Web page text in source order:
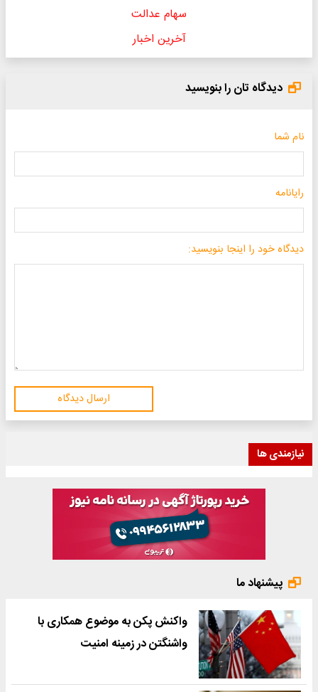
سهام عدالت
آخرین اخبار
دیدگاه تان را بنویسید
نام شما
رایانامه
دیدگاه خود را اینجا بنویسید:
ارسال دیدگاه
نیازمندی ها
پیشنهاد ما
واکنش پکن به موضوع همکاری با
واشنگتن در زمینه امنیت